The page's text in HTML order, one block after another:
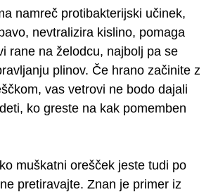
namreč protibakterijski učinek,
nevtralizira kislino, pomaga
rane na želodcu, najbolj pa se
plinov. Če hrano začinite z
vas vetrovi ne bodo dajali
ko greste na kak pomemben
muškatni orešček jeste tudi po
pretiravajte. Znan je primer iz